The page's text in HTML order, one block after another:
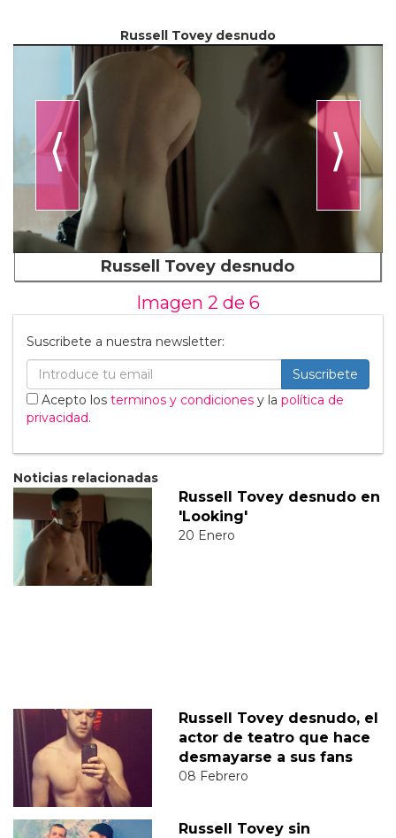
Russell Tovey desnudo
⟨ ⟩
Russell Tovey desnudo
Imagen 2 de 6
Suscribete a nuestra newsletter:
Suscribete
Acepto los terminos y condiciones y la política de
privacidad.
Noticias relacionadas
Russell Tovey desnudo en
'Looking'
20 Enero
Russell Tovey desnudo, el
actor de teatro que hace
desmayarse a sus fans
08 Febrero
Russell Tovey sin